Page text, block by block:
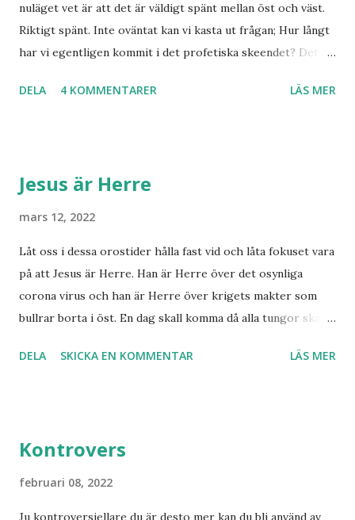
nuläget vet är att det är väldigt spänt mellan öst och väst.
Riktigt spänt. Inte oväntat kan vi kasta ut frågan; Hur långt
har vi egentligen kommit i det profetiska skeendet? Det
särskilt långt kvar till Jesu tillkommelse. Finns det något
i Norge sett tredje världskriget bryta ut någon koppling
och gudsmannen Anton Johanson såg många syner och
uppenbarelser som redan skedde under hans egen levnad.
Han dog 1928. Skandinavien har knappast haft någon profet
av hans kaliber när det gäller drömmar och syner som just
han såg angåe...
DELA 4 KOMMENTARER LÄS MER
Jesus är Herre
mars 12, 2022
Låt oss i dessa orostider hålla fast vid och låta fokuset vara
på att Jesus är Herre. Han är Herre över det osynliga
corona virus och han är Herre över krigets makter som
bullrar borta i öst. En dag skall komma då alla tungor skall
jorden att Jesus Kristus är Herre! Ära Halleluja! Detta är
DELA SKICKA EN KOMMENTAR LÄS MER
Kontrovers
februari 08, 2022
Ju kontroversiellare du är desto mer kan du bli använd av